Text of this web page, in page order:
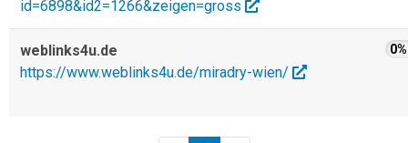
id=6898&id2=1266&zeigen=gross
weblinks4u.de
https://www.weblinks4u.de/miradry-wien/
0%